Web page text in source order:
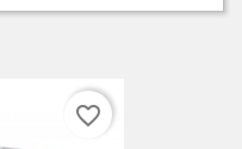
favorite_border